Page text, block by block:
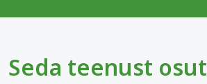
Seda teenust